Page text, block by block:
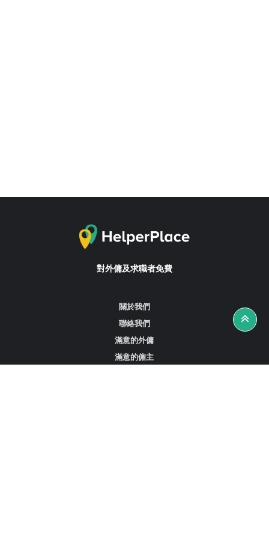
對外傭及求職者免費
關於我們
聯絡我們
滿意的外傭
滿意的僱主